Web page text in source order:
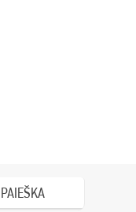
PAIEŠKA